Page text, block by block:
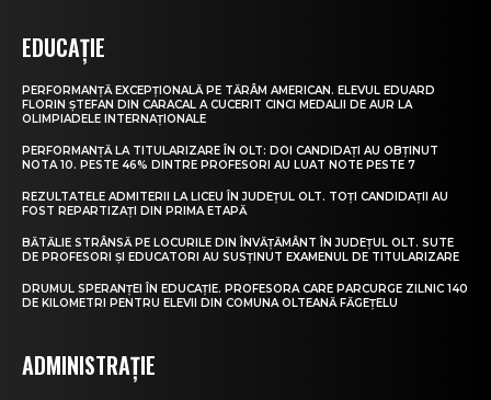
EDUCAȚIE
PERFORMANȚĂ EXCEPȚIONALĂ PE TĂRÂM AMERICAN. ELEVUL EDUARD
FLORIN ȘTEFAN DIN CARACAL A CUCERIT CINCI MEDALII DE AUR LA
OLIMPIADELE INTERNAȚIONALE
PERFORMANȚĂ LA TITULARIZARE ÎN OLT: DOI CANDIDAȚI AU OBȚINUT
NOTA 10. PESTE 46% DINTRE PROFESORI AU LUAT NOTE PESTE 7
REZULTATELE ADMITERII LA LICEU ÎN JUDEȚUL OLT. TOȚI CANDIDAȚII AU
FOST REPARTIZAȚI DIN PRIMA ETAPĂ
BĂTĂLIE STRÂNSĂ PE LOCURILE DIN ÎNVĂȚĂMÂNT ÎN JUDEȚUL OLT. SUTE
DE PROFESORI ȘI EDUCATORI AU SUSȚINUT EXAMENUL DE TITULARIZARE
DRUMUL SPERANȚEI ÎN EDUCAȚIE. PROFESORA CARE PARCURGE ZILNIC 140
DE KILOMETRI PENTRU ELEVII DIN COMUNA OLTEANĂ FĂGEȚELU
ADMINISTRAȚIE